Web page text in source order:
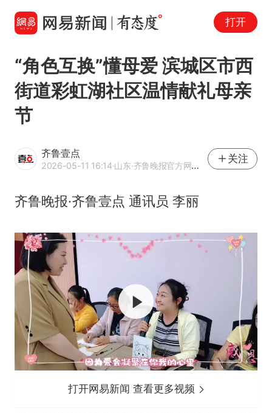
打开
“角色互换”懂母爱 滨城区市西
街道彩虹湖社区温情献礼母亲
节
齐鲁壹点
2026-05-11 16:14·山东·齐鲁晚报官方网易号
关注
齐鲁晚报·齐鲁壹点 通讯员 李丽
打开网易新闻 查看更多视频